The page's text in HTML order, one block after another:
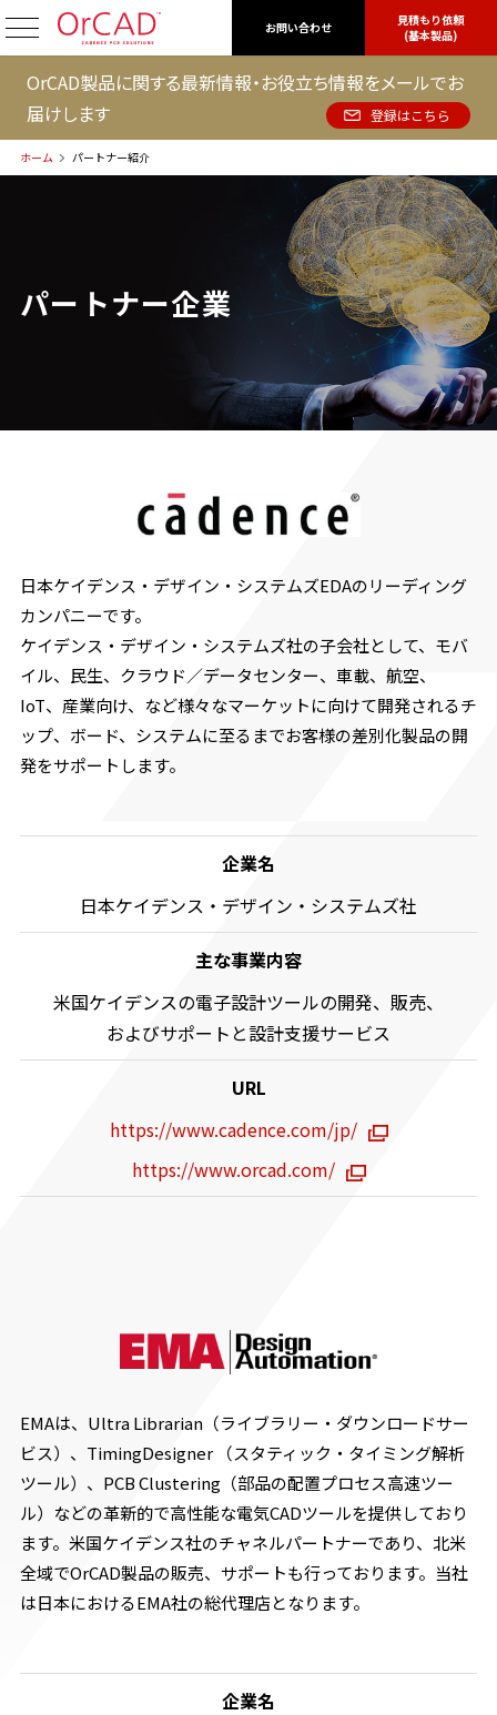
お問い合わせ
見積もり依頼
(基本製品)
OrCAD製品に関する最新情報・お役立ち情報をメールでお
届けします
登録はこちら
ホーム パートナー紹介
パートナー企業
日本ケイデンス・デザイン・システムズEDAのリーディング
カンパニーです。
ケイデンス・デザイン・システムズ社の子会社として、モバ
イル、民生、クラウド／データセンター、車載、航空、
IoT、産業向け、など様々なマーケットに向けて開発されるチ
ップ、ボード、システムに至るまでお客様の差別化製品の開
発をサポートします。
企業名
⽇本ケイデンス・デザイン・システムズ社
主な事業内容
米国ケイデンスの電子設計ツールの開発、販売、
およびサポートと設計支援サービス
URL
https://www.cadence.com/jp/
https://www.orcad.com/
EMAは、Ultra Librarian（ライブラリー・ダウンロードサー
ビス）、TimingDesigner （スタティック・タイミング解析
ツール）、PCB Clustering（部品の配置プロセス高速ツー
ル）などの革新的で高性能な電気CADツールを提供しており
ます。米国ケイデンス社のチャネルパートナーであり、北米
全域でOrCAD製品の販売、サポートも行っております。当社
は日本におけるEMA社の総代理店となります。
企業名